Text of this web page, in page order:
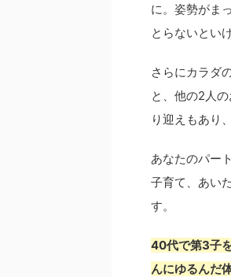
に。姿勢がま
とらないとい
さらにカラダ
と、他の2人
り迎えもあり
あなたのパー
子育て、あい
す。
40代で第3子
んにゆるんだ